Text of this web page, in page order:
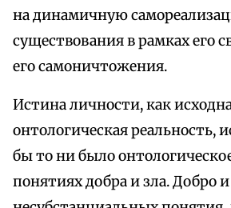
на динамичную
существования в рамках его
его самоничтожения.
Истина личности, как
онтологическая реальность,
бы то ни было
понятиях добра и зла. Добро и